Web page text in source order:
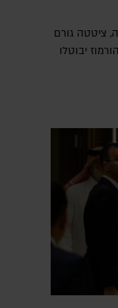
ציטטה גורם
יבוטלו